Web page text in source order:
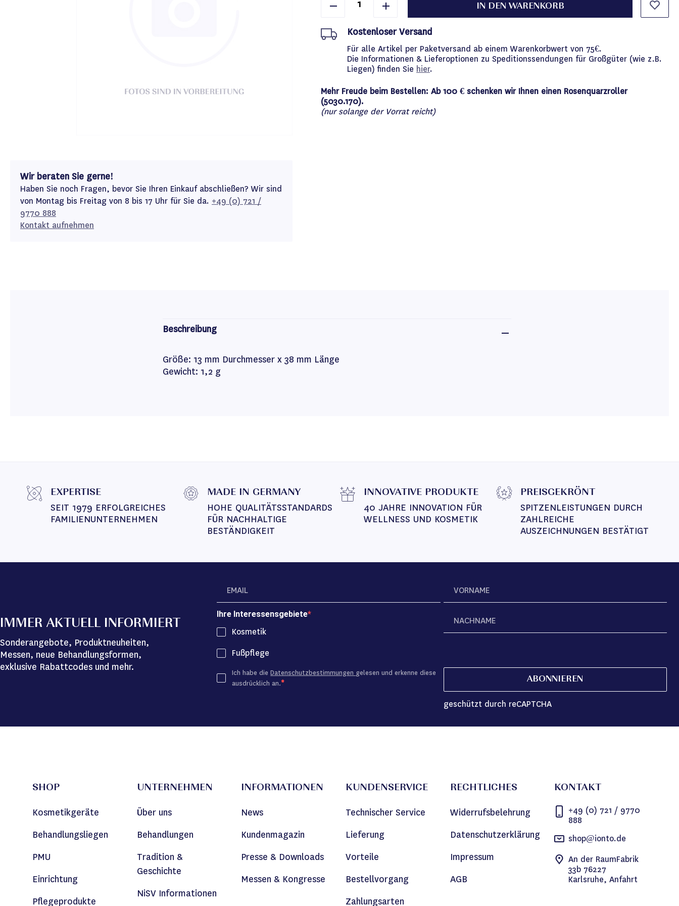
Wir beraten Sie gerne!
Haben Sie noch Fragen, bevor Sie Ihren Einkauf abschließen? Wir sind
von Montag bis Freitag von 8 bis 17 Uhr für Sie da. +49 (0) 721 /
9770 888
Kontakt aufnehmen
IN DEN WARENKORB
Kostenloser Versand
Für alle Artikel per Paketversand ab einem Warenkorbwert von 75€.
Die Informationen & Lieferoptionen zu Speditionssendungen für Großgüter (wie z.B.
Liegen) finden Sie hier.
Mehr Freude beim Bestellen: Ab 100 € schenken wir Ihnen einen Rosenquarzroller
(5030.170).
(nur solange der Vorrat reicht)
Beschreibung
Größe: 13 mm Durchmesser x 38 mm Länge
Gewicht: 1,2 g
EXPERTISE
SEIT 1979 ERFOLGREICHES
FAMILIENUNTERNEHMEN
MADE IN GERMANY
HOHE QUALITÄTSSTANDARDS
FÜR NACHHALTIGE
BESTÄNDIGKEIT
INNOVATIVE PRODUKTE
40 JAHRE INNOVATION FÜR
WELLNESS UND KOSMETIK
PREISGEKRÖNT
SPITZENLEISTUNGEN DURCH
ZAHLREICHE
AUSZEICHNUNGEN BESTÄTIGT
IMMER AKTUELL INFORMIERT
Sonderangebote, Produktneuheiten,
Messen, neue Behandlungsformen,
exklusive Rabattcodes und mehr.
Ihre Interessensgebiete
Kosmetik
Fußpflege
Ich habe dieDatenschutzbestimmungen gelesen und erkenne diese
ausdrücklich an.
ABONNIEREN
geschützt durch reCAPTCHA
SHOP
Kosmetikgeräte
Behandlungsliegen
PMU
Einrichtung
Pflegeprodukte
UNTERNEHMEN
Über uns
Behandlungen
Tradition &
Geschichte
NiSV Informationen
INFORMATIONEN
News
Kundenmagazin
Presse & Downloads
Messen & Kongresse
KUNDENSERVICE
Technischer Service
Lieferung
Vorteile
Bestellvorgang
Zahlungsarten
RECHTLICHES
Widerrufsbelehrung
Datenschutzerklärung
Impressum
AGB
KONTAKT
+49 (0) 721 / 9770
888
shop@ionto.de
An der RaumFabrik
33b 76227
Karlsruhe, Anfahrt